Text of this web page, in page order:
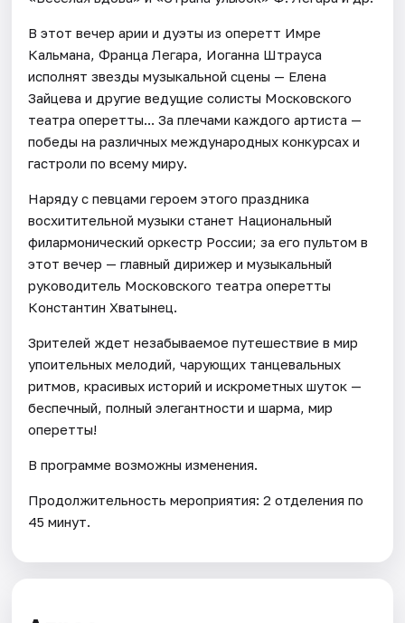
В этот вечер арии и дуэты из оперетт Имре
Кальмана, Франца Легара, Иоганна Штрауса
исполнят звезды музыкальной сцены — Елена
Зайцева и другие ведущие солисты Московского
театра оперетты... За плечами каждого артиста —
победы на различных международных конкурсах и
гастроли по всему миру.
Наряду с певцами героем этого праздника
восхитительной музыки станет Национальный
филармонический оркестр России; за его пультом в
этот вечер — главный дирижер и музыкальный
руководитель Московского театра оперетты
Константин Хватынец.
Зрителей ждет незабываемое путешествие в мир
упоительных мелодий, чарующих танцевальных
ритмов, красивых историй и искрометных шуток —
беспечный, полный элегантности и шарма, мир
оперетты!
В программе возможны изменения.
Продолжительность мероприятия: 2 отделения по
45 минут.